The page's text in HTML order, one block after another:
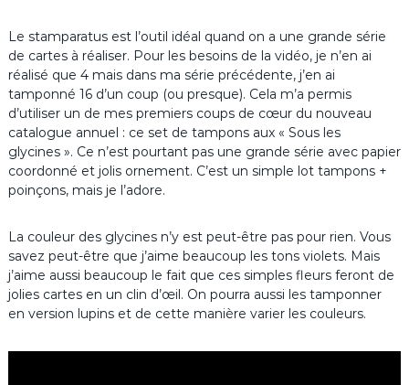
Le stamparatus est l’outil idéal quand on a une grande série
de cartes à réaliser. Pour les besoins de la vidéo, je n’en ai
réalisé que 4 mais dans ma série précédente, j’en ai
tamponné 16 d’un coup (ou presque). Cela m’a permis
d’utiliser un de mes premiers coups de cœur du nouveau
catalogue annuel : ce set de tampons aux « Sous les
glycines ». Ce n’est pourtant pas une grande série avec papier
coordonné et jolis ornement. C’est un simple lot tampons +
poinçons, mais je l’adore.
La couleur des glycines n’y est peut-être pas pour rien. Vous
savez peut-être que j’aime beaucoup les tons violets. Mais
j’aime aussi beaucoup le fait que ces simples fleurs feront de
jolies cartes en un clin d’œil. On pourra aussi les tamponner
en version lupins et de cette manière varier les couleurs.